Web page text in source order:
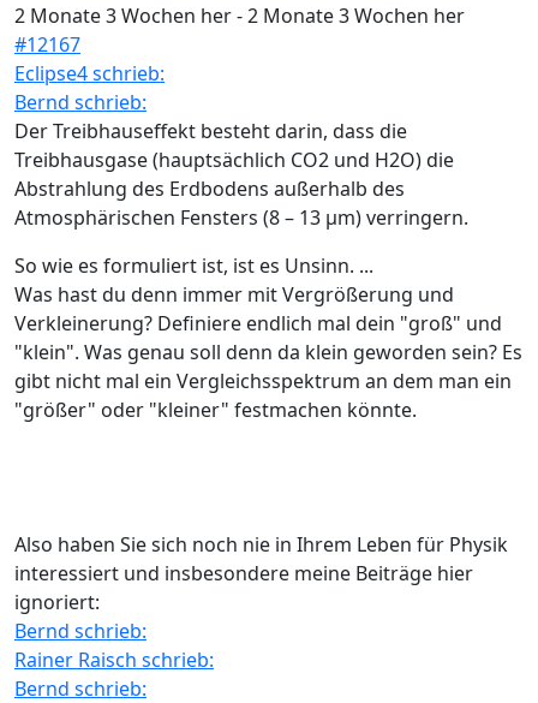
2 Monate 3 Wochen her-2 Monate 3 Wochen her
#12167
Eclipse4 schrieb:
Bernd schrieb:
Der Treibhauseffekt besteht darin, dass die
Treibhausgase (hauptsächlich CO2 und H2O) die
Abstrahlung des Erdbodens außerhalb des
Atmosphärischen Fensters (8 – 13 µm) verringern.
So wie es formuliert ist, ist es Unsinn. ...
Was hast du denn immer mit Vergrößerung und
Verkleinerung? Definiere endlich mal dein "groß" und
"klein". Was genau soll denn da klein geworden sein? Es
gibt nicht mal ein Vergleichsspektrum an dem man ein
"größer" oder "kleiner" festmachen könnte.
Also haben Sie sich noch nie in Ihrem Leben für Physik
interessiert und insbesondere meine Beiträge hier
ignoriert:
Bernd schrieb:
Rainer Raisch schrieb:
Bernd schrieb: